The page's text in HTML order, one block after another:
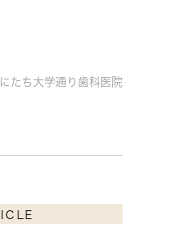
たち大学通り歯科医院